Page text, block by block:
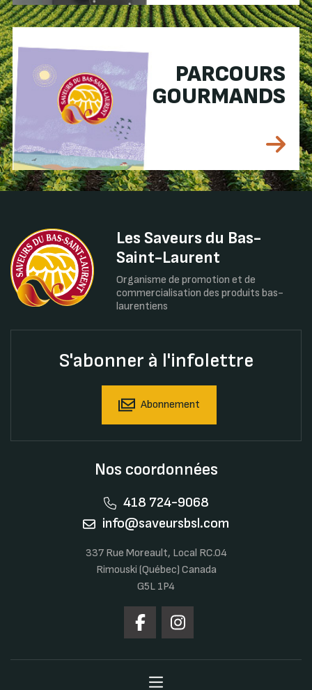
PARCOURS
GOURMANDS
Les Saveurs du Bas-
Saint-Laurent
Organisme de promotion et de
commercialisation des produits bas-
laurentiens
S'abonner à l'infolettre
Abonnement
Nos coordonnées
418 724-9068
info@saveursbsl.com
337 Rue Moreault, Local RC.04
Rimouski (Québec) Canada
G5L 1P4